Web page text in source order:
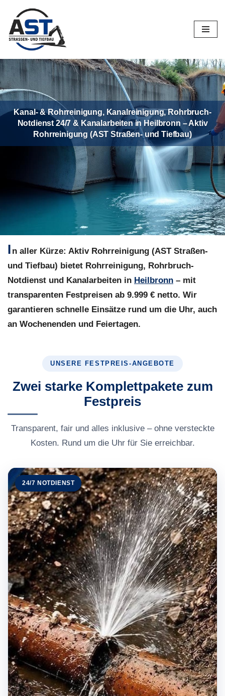
Zum
Inhalt
springen
Kanal- & Rohrreinigung, Kanalreinigung, Rohrbruch-
Notdienst 24/7 & Kanalarbeiten in Heilbronn – Aktiv
Rohrreinigung (AST Straßen- und Tiefbau)
I n aller Kürze: Aktiv Rohrreinigung (AST Straßen-
und Tiefbau) bietet Rohrreinigung, Rohrbruch-
Notdienst und Kanalarbeiten in Heilbronn – mit
transparenten Festpreisen ab 9.999 € netto. Wir
garantieren schnelle Einsätze rund um die Uhr, auch
an Wochenenden und Feiertagen.
UNSERE FESTPREIS-ANGEBOTE
Zwei starke Komplettpakete zum
Festpreis
Transparent, fair und alles inklusive – ohne versteckte
Kosten. Rund um die Uhr für Sie erreichbar.
24/7 NOTDIENST